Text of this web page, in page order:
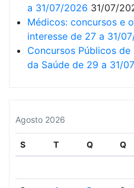
a 31/07/2026 31/07/
Médicos: concursos e
interesse de 27 a 31/
Concursos Públicos
da Saúde de 29 a 31/
Agosto 2026
S T Q Q